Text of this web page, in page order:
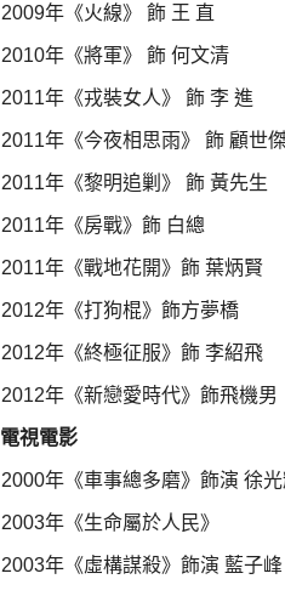
2009年《火線》 飾 王 直
2010年《將軍》 飾 何文清
2011年《戎裝女人》 飾 李 進
2011年《今夜相思雨》 飾 顧世
2011年《黎明追剿》 飾 黃先生
2011年《房戰》飾 白總
2011年《戰地花開》飾 葉炳賢
2012年《打狗棍》飾方夢橋
2012年《終極征服》飾 李紹飛
2012年《新戀愛時代》飾飛機男
電視電影
2000年《車事總多磨》飾演 徐光
2003年《生命屬於人民》
2003年《虛構謀殺》飾演 藍子峰